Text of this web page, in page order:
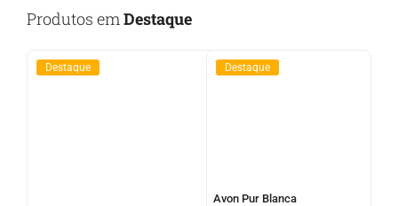
Produtos em Destaque
Destaque Destaque
Avon Pur Blanca